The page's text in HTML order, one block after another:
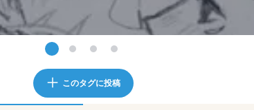
このタグに投稿